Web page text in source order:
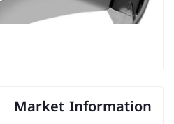
Market Information